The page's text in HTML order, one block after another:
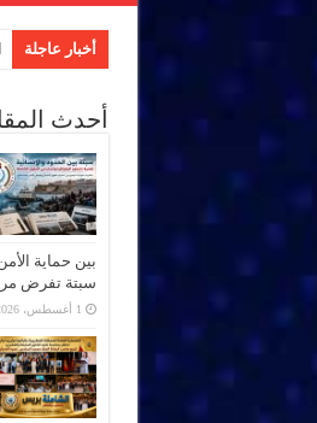
أخبار عاجلة
أحدث
بين حماية
سبتة تفرض
1 أغسطس، 2026